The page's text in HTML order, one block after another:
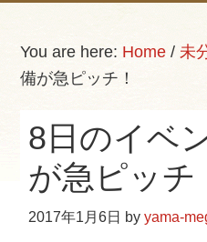
h
s
w
b
i
t
You are here: Home / 未
備が急ピッチ！
8日のイベ
が急ピッチ
2017年1月6日 byyama-